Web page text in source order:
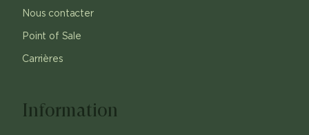
Nous contacter
Point of Sale
Carrières
Information